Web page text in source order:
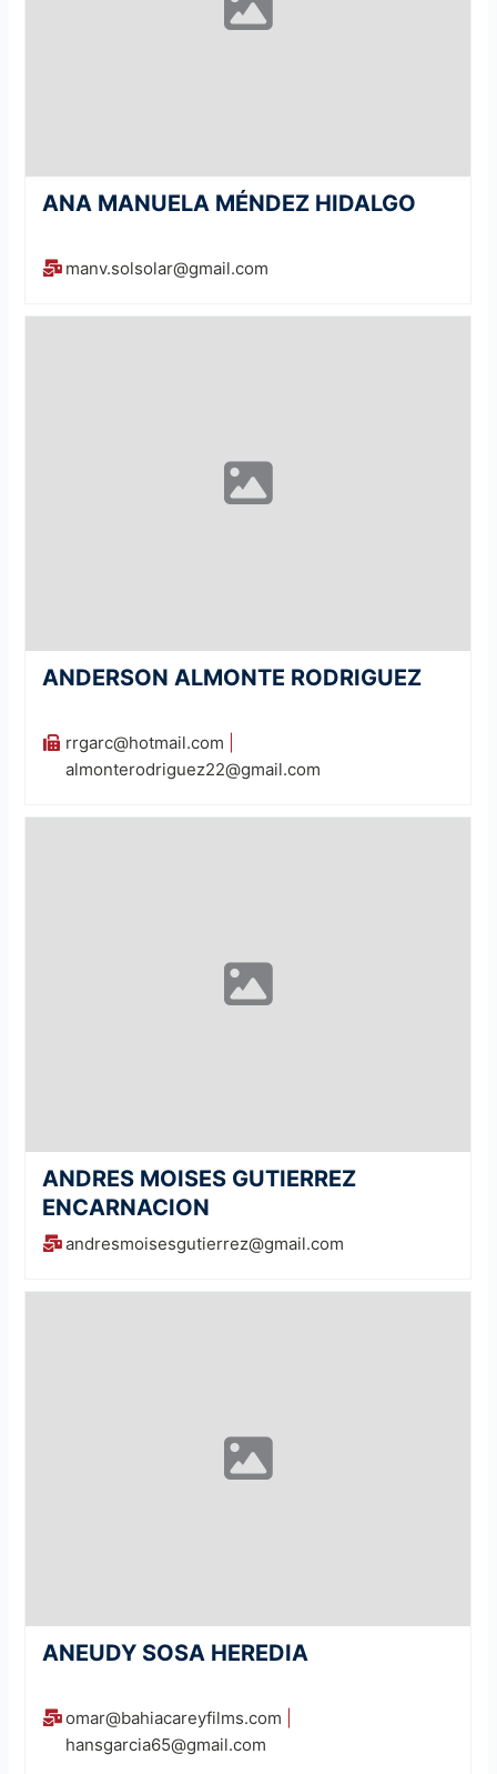
ANA MANUELA MÉNDEZ HIDALGO
manv.solsolar@gmail.com
ANDERSON ALMONTE RODRIGUEZ
rrgarc@hotmail.com
almonterodriguez22@gmail.com
ANDRES MOISES GUTIERREZ
ENCARNACION
andresmoisesgutierrez@gmail.com
ANEUDY SOSA HEREDIA
omar@bahiacareyfilms.com
hansgarcia65@gmail.com